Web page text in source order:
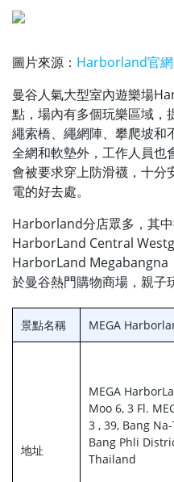
圖片來源： Harborland官網
曼谷人氣大型室內遊樂場
點，場內有多個玩樂區域，
繩索橋、繩網陣、攀爬坡和
全網和軟墊外，工作人員也
會被要求穿上防滑襪，十分
電的好去處。
Harborland分店眾多，其
HarborLand Central
HarborLand Megabangna
於曼谷熱門購物商場，親子
景點名稱 MEGA
地址
MEGA
Moo 6, 3 Fl.
3 , 39, Bang
Bang Phli
Thailand